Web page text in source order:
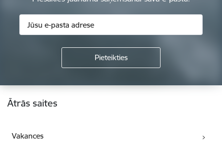
Kājene
Ātrās saites
Vakances